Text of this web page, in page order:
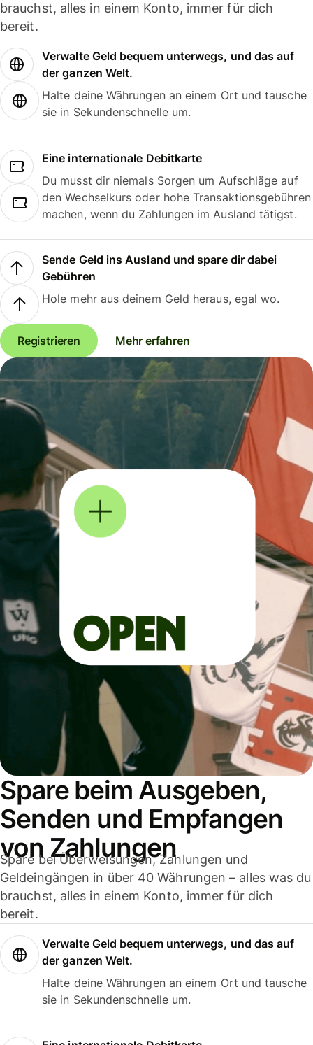
brauchst, alles in einem Konto, immer für dich
bereit.
Verwalte Geld bequem unterwegs, und das auf
der ganzen Welt.
Halte deine Währungen an einem Ort und tausche
sie in Sekundenschnelle um.
Eine internationale Debitkarte
Du musst dir niemals Sorgen um Aufschläge auf
den Wechselkurs oder hohe Transaktionsgebühren
machen, wenn du Zahlungen im Ausland tätigst.
Sende Geld ins Ausland und spare dir dabei
Gebühren
Hole mehr aus deinem Geld heraus, egal wo.
Registrieren Mehr erfahren
Spare beim Ausgeben,
Senden und Empfangen
von Zahlungen
Spare bei Überweisungen, Zahlungen und
Geldeingängen in über 40 Währungen – alles was du
brauchst, alles in einem Konto, immer für dich
bereit.
Verwalte Geld bequem unterwegs, und das auf
der ganzen Welt.
Halte deine Währungen an einem Ort und tausche
sie in Sekundenschnelle um.